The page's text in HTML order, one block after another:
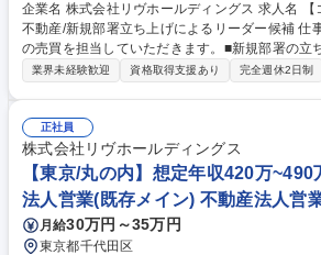
企業名 株式会社リヴホールディングス 求人名 【コンサルティング営業】
不動産/新規部署立ち上げによるリーダー候補 仕事の内容 実需がある物件
の売買を担当していただきます。■新規部署の立
来的にはリーダーを目指せるポジションで自分の
収1000万も目指せる環境ですので頑張りがしっ
0平米規模のワンルームマンションを主にご担当いただ
【コンサルティング営業】不動産/新規部署立ち
業界未経験歓迎 資格取得支援あり 完全週休2日制
正社員
株式会社リヴホールディングス
【東京/丸の内】想定年収420万
法人営業(既存メイン) 不動産法人営
月給30万円～35万円
東京都千代田区